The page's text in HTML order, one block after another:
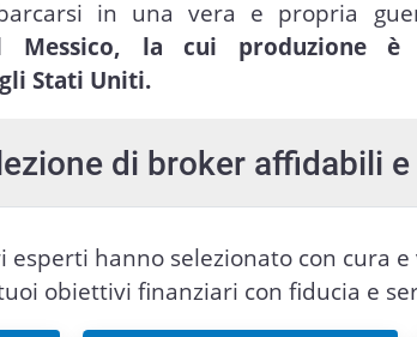
in una vera e propria
Messico, la cui produzione è
Stati Uniti.
di broker affidabili
esperti hanno selezionato con cura
obiettivi finanziari con fiducia e